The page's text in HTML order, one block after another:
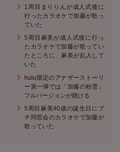
1周目まりりんが成人式後に
行ったカラオケで加藤が歌っ
ていた
5周目麻美が成人式後に行っ
たカラオケで加藤が歌ってい
たところに、麻美が乱入して
いた
hulu限定のアナザーストーリ
ー第一弾では「加藤の粉雪」
フルバージョンが聴ける
5周目麻美40歳の誕生日にプ
チ同窓会のカラオケで加藤が
歌っていた